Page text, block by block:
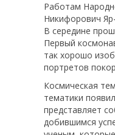
Работам
Никифорович
В середине
Первый
так хорошо
портретов
Космическая
тематики
представляет
добившимся